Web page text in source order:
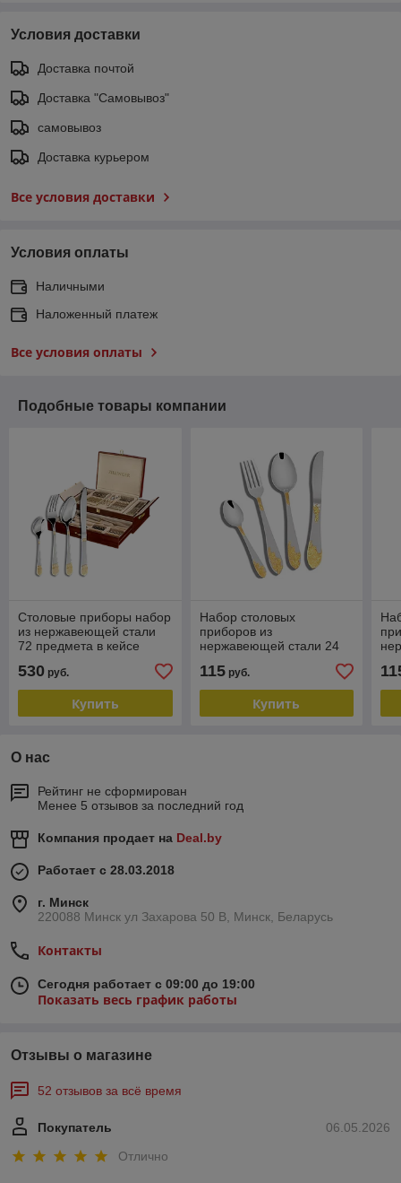
Условия доставки
Доставка почтой
Доставка "Самовывоз"
самовывоз
Доставка курьером
Все условия доставки
Условия оплаты
Наличными
Наложенный платеж
Все условия оплаты
Подобные товары компании
Столовые приборы набор
из нержавеющей стали
72 предмета в кейсе
530 руб.
Купить
Набор столовых
приборов из
нержавеющей стали 24
предмета Gisela MH-1140
GS
115руб.
Купить
О нас
Рейтинг не сформирован
Менее 5 отзывов за последний год
Компания продает на Deal.by
Работает с 28.03.2018
г. Минск
220088 Минск ул Захарова 50 В, Минск, Беларусь
Контакты
Сегодня работает с 09:00 до 19:00
Показать весь график работы
Отзывы о магазине
52 отзывов за всё время
06.05.2026
Покупатель
Отлично